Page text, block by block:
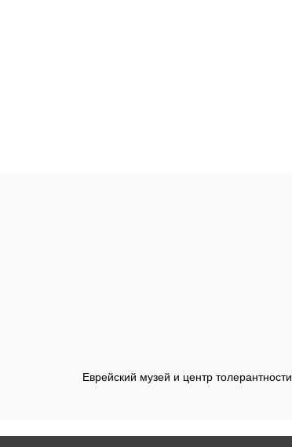
Еврейский музей и центр толерантности